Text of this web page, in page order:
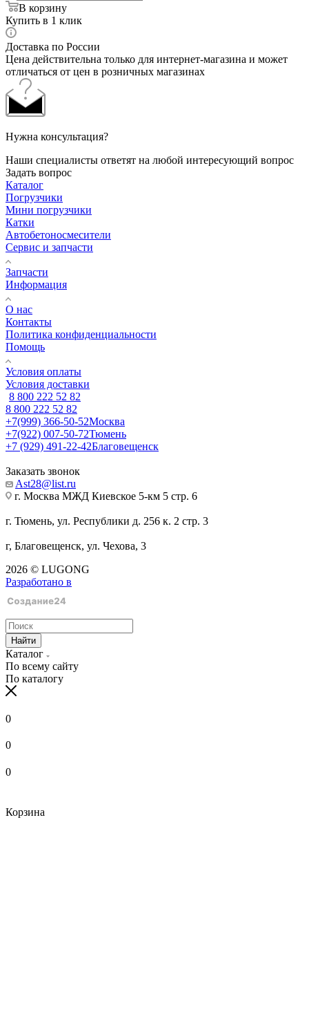
В корзину
Купить в 1 клик
Доставка по России
Цена действительна только для интернет-магазина и может
отличаться от цен в розничных магазинах
Нужна консультация?
Наши специалисты ответят на любой интересующий вопрос
Задать вопрос
Каталог
Погрузчики
Мини погрузчики
Катки
Автобетоносмесители
Сервис и запчасти
Запчасти
Информация
О нас
Контакты
Политика конфиденциальности
Помощь
Условия оплаты
Условия доставки
8 800 222 52 82
8 800 222 52 82
+7(999) 366-50-52Москва
+7(922) 007-50-72Тюмень
+7 (929) 491-22-42Благовещенск
Заказать звонок
Ast28@list.ru
г. Москва МЖД Киевское 5-км 5 стр. 6
г. Тюмень, ул. Республики д. 256 к. 2 стр. 3
г, Благовещенск, ул. Чехова, 3
2026 © LUGONG
Разработано в
Найти
Каталог
По всему сайту
По каталогу
0
0
0
Корзина